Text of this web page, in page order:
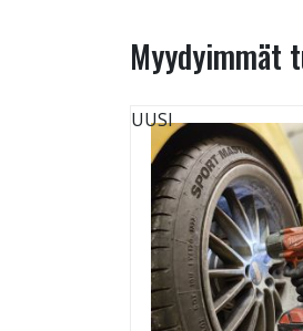
Myydyimmät
UUSI